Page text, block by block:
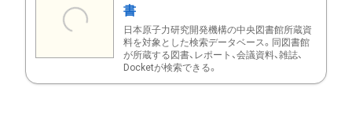
書
日本原子力研究開発機構の中央図書館所蔵資
料を対象とした検索データベース。同図書館
が所蔵する図書、レポート、会議資料、雑誌、
Docketが検索できる。